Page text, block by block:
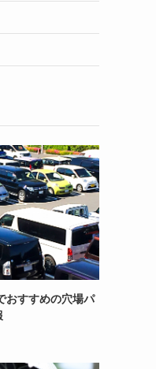
おすすめの穴場パ